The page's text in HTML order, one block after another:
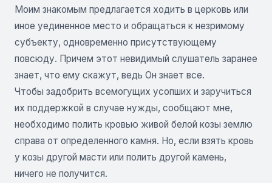
Моим знакомым предлагается ходить в церковь или
иное уединенное место и обращаться к незримому
субъекту, одновременно присутствующему
повсюду. Причем этот невидимый слушатель заранее
знает, что ему скажут, ведь Он знает все.
Чтобы задобрить всемогущих усопших и заручиться
их поддержкой в случае нужды, сообщают мне,
необходимо полить кровью живой белой козы землю
справа от определенного камня. Но, если взять кровь
у козы другой масти или полить другой камень,
ничего не получится.